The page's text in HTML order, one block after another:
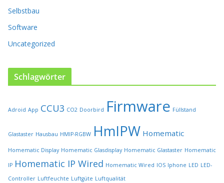
t
g
e
l
d
e
Selbstbau
Software
Uncategorized
Schlagwörter
Adroid App CCU3 CO2 Doorbird Firmware Füllstand
Glastaster Hausbau HMIP-RGBW HmIPW Homematic
Homematic Display Homematic Glasdisplay Homematic Glastaster Homematic
IP Homematic IP Wired Homematic Wired IOS Iphone LED LED-
Controller Luftfeuchte Luftgüte Luftqualität